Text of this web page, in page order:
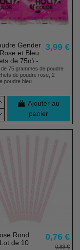
Gender
et Bleu
de 75g) -
bleu
3,99 €
75 grammes de poudre
de poudre rose, 2
poudre bleu.
Ajouter au
panier
Rond
de 10
0,76 €
0,89 €